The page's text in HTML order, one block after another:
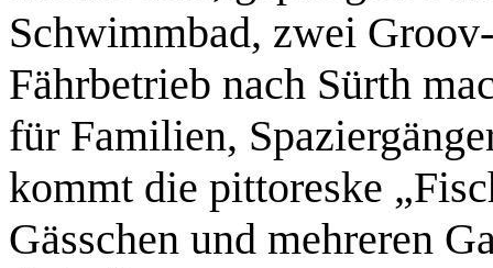
Schwimmbad, zwei
Fährbetrieb nach Sürth
für Familien,
kommt die pittoreske
Gässchen und mehreren